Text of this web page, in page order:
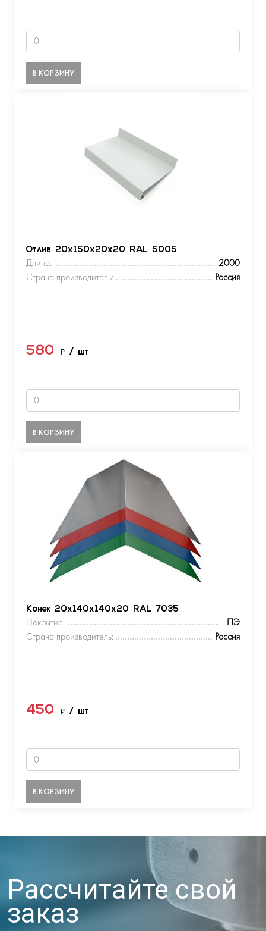
В КОРЗИНУ
Отлив 20х150х20х20 RAL 5005
Длина:
2000
Страна производитель:
Россия
580 ₽ / шт
В КОРЗИНУ
Конек 20х140х140х20 RAL 7035
Покрытие:
ПЭ
Страна производитель:
Россия
450 ₽ / шт
В КОРЗИНУ
Рассчитайте свой
заказ